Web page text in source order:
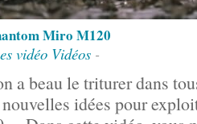
Miro M120
vidéo Vidéos -
a beau le triturer dans
idées pour